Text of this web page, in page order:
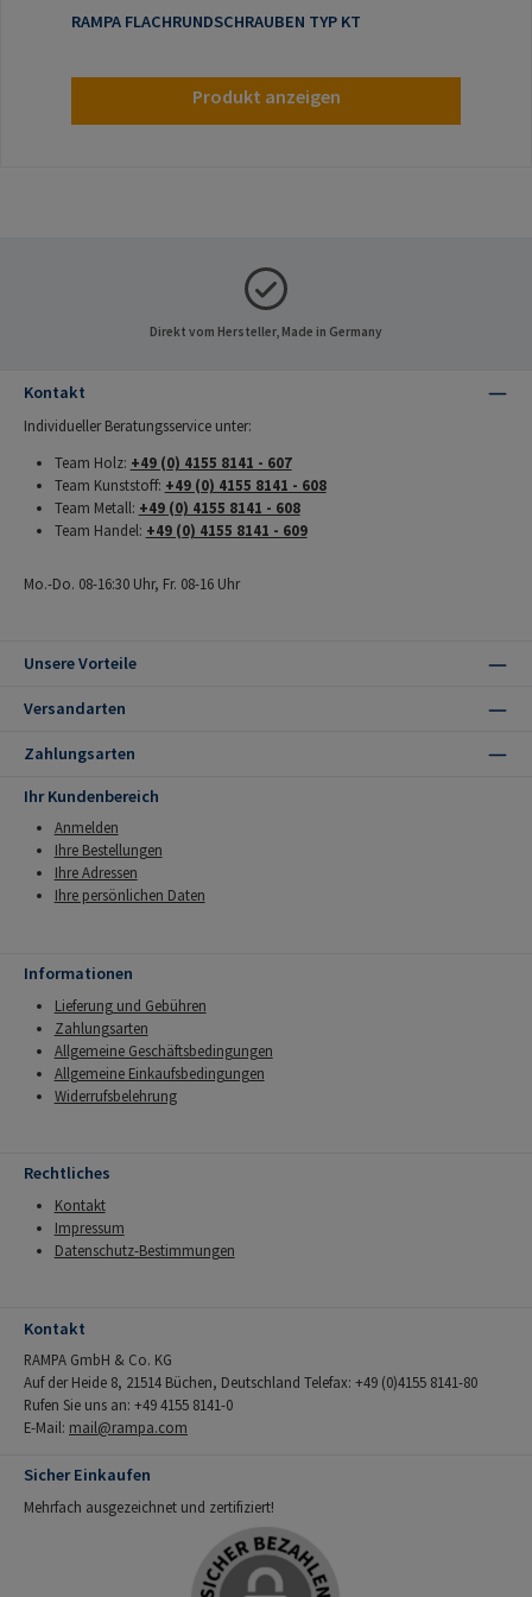
RAMPA FLACHRUNDSCHRAUBEN TYP KT
Produkt anzeigen
Direkt vom Hersteller, Made in Germany
Kontakt
Individueller Beratungsservice unter:
Team Holz: +49 (0) 4155 8141 - 607
Team Kunststoff: +49 (0) 4155 8141 - 608
Team Metall: +49 (0) 4155 8141 - 608
Team Handel: +49 (0) 4155 8141 - 609
Mo.-Do. 08-16:30 Uhr, Fr. 08-16 Uhr
Unsere Vorteile
Versandarten
Zahlungsarten
Ihr Kundenbereich
Anmelden
Ihre Bestellungen
Ihre Adressen
Ihre persönlichen Daten
Informationen
Lieferung und Gebühren
Zahlungsarten
Allgemeine Geschäftsbedingungen
Allgemeine Einkaufsbedingungen
Widerrufsbelehrung
Rechtliches
Kontakt
Impressum
Datenschutz-Bestimmungen
Kontakt
RAMPA GmbH & Co. KG
Auf der Heide 8, 21514 Büchen, Deutschland Telefax: +49 (0)4155 8141-80
Rufen Sie uns an: +49 4155 8141-0
E-Mail: mail@rampa.com
Sicher Einkaufen
Mehrfach ausgezeichnet und zertifiziert!